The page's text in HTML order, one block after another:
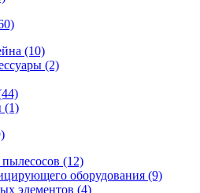
(10)
(2)
(1)
(12)
оборудования (9)
элементов (4)